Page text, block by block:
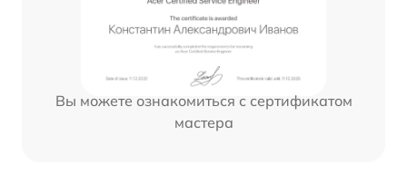
Вы можете ознакомиться с сертификатом
мастера